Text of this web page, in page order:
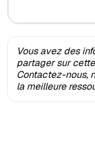
Vous avez des
partager sur
Contactez-nous,
la meilleure